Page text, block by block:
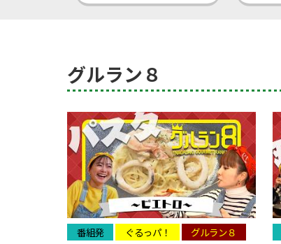
グルラン８
番組発 ぐるっパ！ グルラン８